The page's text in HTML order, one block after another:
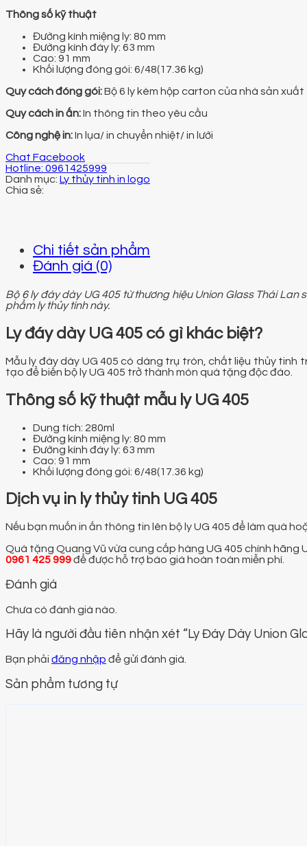
Thông số kỹ thuật
Đường kính miệng ly: 80 mm
Đường kính đáy ly: 63 mm
Cao: 91 mm
Khối lượng đóng gói: 6/48(17.36 kg)
Quy cách đóng gói:Bộ 6 ly kèm hộp carton của nhà sản xuất
Quy cách in ấn:In thông tin theo yêu cầu
Công nghệ in:In lụa/ in chuyển nhiệt/ in lưới
Chat Facebook
Hotline: 0961425999
Danh mục: Ly thủy tinh in logo
Chi tiết sản phẩm
Đánh giá (0)
Bộ 6 ly đáy dày UG 405 từ thương hiệu Union Glass Thái
phẩm ly thủy tinh này.
Ly đáy dày UG 405 có gì khác biệt?
Mẫu ly đáy dày UG 405 có dáng trụ tròn, chất liệu thủy tinh
tạo để biến bộ ly UG 405 trở thành món quà tặng độc đáo.
Thông số kỹ thuật mẫu ly UG 405
Dung tích: 280ml
Đường kính miệng ly: 80 mm
Đường kính đáy ly: 63 mm
Cao: 91 mm
Khối lượng đóng gói: 6/48(17.36 kg)
Dịch vụ in ly thủy tinh UG 405
Nếu bạn muốn in ấn thông tin lên bộ ly UG 405 để làm quà
Quà tặng Quang Vũ vừa cung cấp hàng UG 405 chính hãng
0961 425 999để được hỗ trợ báo giá hoàn toàn miễn phí.
Đánh giá
Chưa có đánh giá nào.
Hãy là người đầu tiên nhận xét “Ly Đáy Dày Union
Bạn phải đăng nhập để gửi đánh giá.
Sản phẩm tương tự